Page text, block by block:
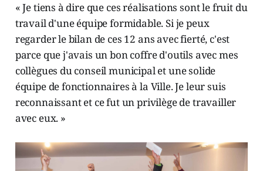
« Je tiens à dire que ces réalisations sont le fruit du
travail d'une équipe formidable. Si je peux
regarder le bilan de ces 12 ans avec fierté, c'est
parce que j'avais un bon coffre d'outils avec mes
collègues du conseil municipal et une solide
équipe de fonctionnaires à la Ville. Je leur suis
reconnaissant et ce fut un privilège de travailler
avec eux. »